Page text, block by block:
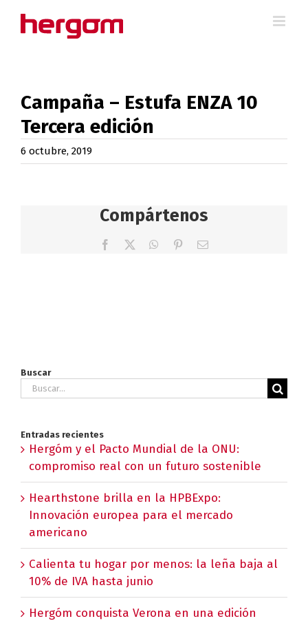
Campaña – Estufa ENZA 10
Tercera edición
6 octubre, 2019
Compártenos
Facebook WhatsApp
PinterestCorreo
Buscar
Buscar:
Entradas recientes
Hergóm y el Pacto Mundial de la ONU:
compromiso real con un futuro sostenible
Hearthstone brilla en la HPBExpo:
Innovación europea para el mercado
americano
Calienta tu hogar por menos: la leña baja al
10% de IVA hasta junio
Hergóm conquista Verona en una edición